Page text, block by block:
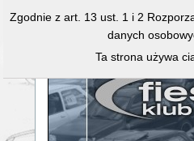
Zgodnie z art. 13 ust. 1 i 2
danych
Ta strona używa